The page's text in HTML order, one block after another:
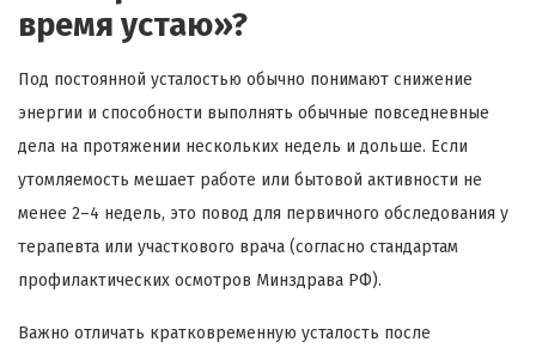
время устаю»?
Под постоянной усталостью обычно понимают снижение
энергии и способности выполнять обычные повседневные
дела на протяжении нескольких недель и дольше. Если
утомляемость мешает работе или бытовой активности не
менее 2–4 недель, это повод для первичного обследования у
терапевта или участкового врача (согласно стандартам
профилактических осмотров Минздрава РФ).
Важно отличать кратковременную усталость после